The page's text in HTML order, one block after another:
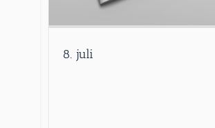
8. juli